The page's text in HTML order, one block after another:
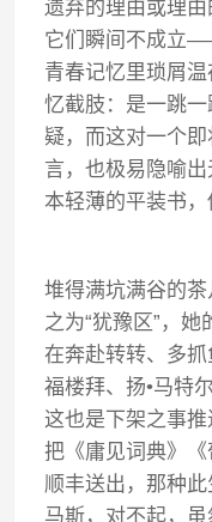
遗弃的理由或理由
它们瞬间不成立
青春记忆里琐屑
忆截肢：是一跳
疑，而这对一个
言，也极易隐喻
本轻薄的平装书，
堆得满坑满谷的
之为“犹豫区” ，她
在奔赴转转、多
福楼拜、扬•马特
这也是下架之事
把《庸见词典》《
顺丰送出，那种
马斯，对不起，